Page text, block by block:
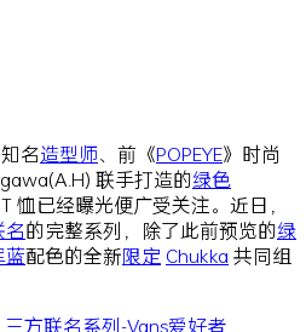
名造型师、前《POPEYE》时尚
联手打造的绿色
恤已经曝光便广受关注。近日，
名的完整系列，除了此前预览的绿
蓝配色的全新限定 Chukka 共同组